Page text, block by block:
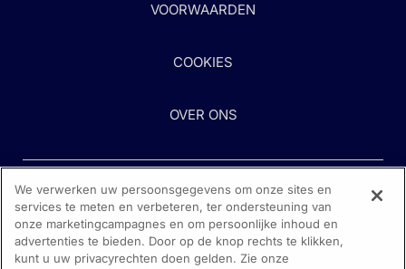
VOORWAARDEN
COOKIES
OVER ONS
Heeft u hulp nodig?
We verwerken uw persoonsgegevens om onze sites en
services te meten en verbeteren, ter ondersteuning van
onze marketingcampagnes en om persoonlijke inhoud en
advertenties te bieden. Door op de knop rechts te klikken,
kunt u uw privacyrechten doen gelden. Zie onze